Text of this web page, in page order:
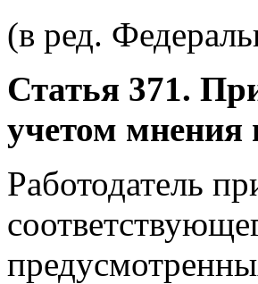
(в ред.
Статья 371.
учетом мнения
Работодатель